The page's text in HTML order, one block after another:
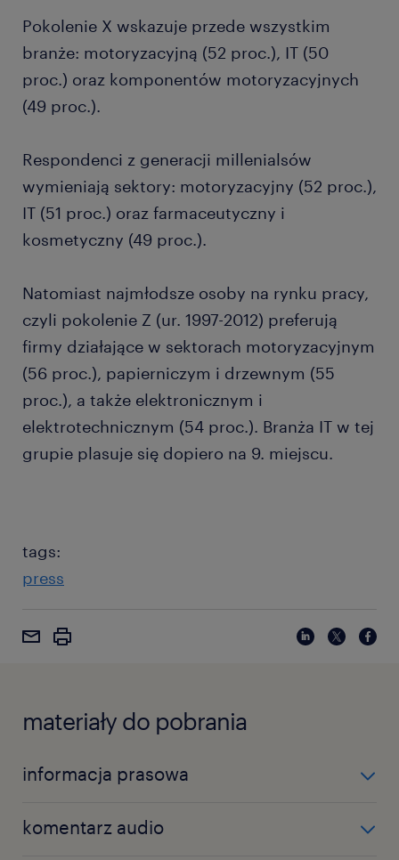
Pokolenie X wskazuje przede wszystkim
branże: motoryzacyjną (52 proc.), IT (50
proc.) oraz komponentów motoryzacyjnych
(49 proc.).
Respondenci z generacji millenialsów
wymieniają sektory: motoryzacyjny (52 proc.),
IT (51 proc.) oraz farmaceutyczny i
kosmetyczny (49 proc.).
Natomiast najmłodsze osoby na rynku pracy,
czyli pokolenie Z (ur. 1997-2012) preferują
firmy działające w sektorach motoryzacyjnym
(56 proc.), papierniczym i drzewnym (55
proc.), a także elektronicznym i
elektrotechnicznym (54 proc.). Branża IT w tej
grupie plasuje się dopiero na 9. miejscu.
tags:
press
materiały do pobrania
informacja prasowa
Word »
komentarz audio